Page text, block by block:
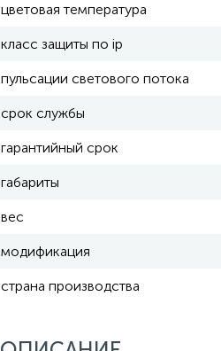
цветовая температура
класс защиты по ip
пульсации светового потока
срок службы
гарантийный срок
габариты
вес
модификация
страна производства